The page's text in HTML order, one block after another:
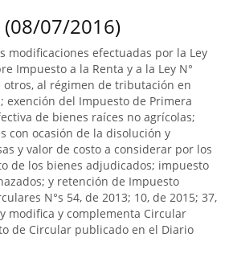
(08/07/2016)
modificaciones efectuadas por la Ley
Impuesto a la Renta y a la Ley N°
otros, al régimen de tributación en
exención del Impuesto de Primera
de bienes raíces no agrícolas;
con ocasión de la disolución y
y valor de costo a considerar por los
de los bienes adjudicados; impuesto
y retención de Impuesto
N°s 54, de 2013; 10, de 2015; 37,
modifica y complementa Circular
de Circular publicado en el Diario